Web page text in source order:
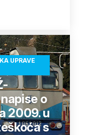
UPRAVE
o
2009. u
s